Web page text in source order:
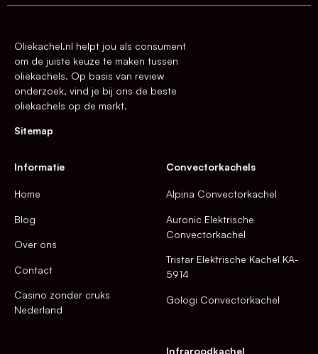
Oliekachel.nl helpt jou als consument
om de juiste keuze te maken tussen
oliekachels. Op basis van review
onderzoek, vind je bij ons de beste
oliekachels op de markt.
Sitemap
Informatie
Home
Blog
Over ons
Contact
Casino zonder cruks
Nederland
Convectorkachels
Alpina Convectorkachel
Auronic Elektrische
Convectorkachel
Tristar Elektrische Kachel KA-
5914
Gologi Convectorkachel
Infraroodkachel